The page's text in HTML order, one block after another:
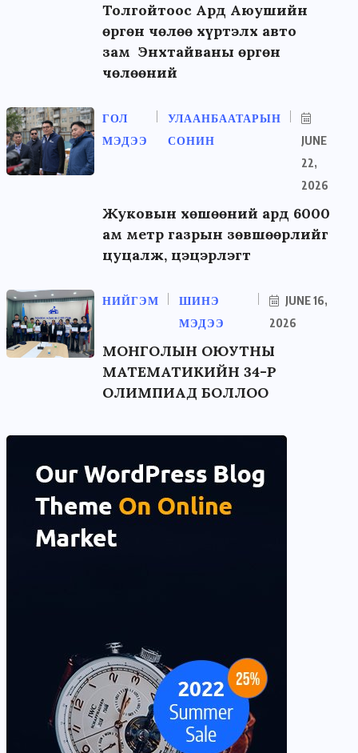
Толгойтоос Ард Аюушийн
өргөн чөлөө хүртэлх авто
зам Энхтайваны өргөн
чөлөөний
ГОЛ
МЭДЭЭ
УЛААНБААТАРЫН
СОНИН
JUNE
22,
2026
Жуковын хөшөөний ард 6000
ам метр газрын зөвшөөрлийг
цуцалж, цэцэрлэгт
НИЙГЭМ
ШИНЭ
МЭДЭЭ
JUNE 16,
2026
МОНГОЛЫН ОЮУТНЫ
МАТЕМАТИКИЙН 34-Р
ОЛИМПИАД БОЛЛОО